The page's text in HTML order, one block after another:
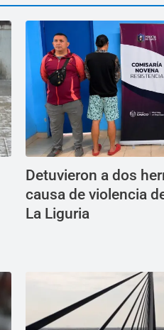
Detuvieron a dos
causa de violencia
La Liguria